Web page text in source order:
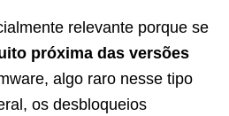
relevante porque se
próxima das versões
algo raro nesse tipo
os desbloqueios